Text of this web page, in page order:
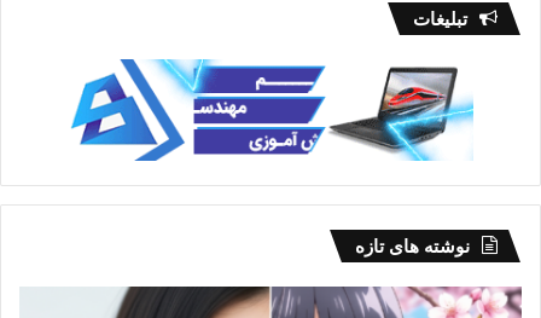
تبلیغات
نوشته های تازه